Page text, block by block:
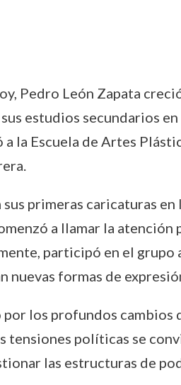
Pedro León Zapata
estudios secundarios en
la Escuela de Artes
primeras caricaturas en
a llamar la
participó en el
nuevas formas de
los profundos cambios
tensiones políticas se
las estructuras de